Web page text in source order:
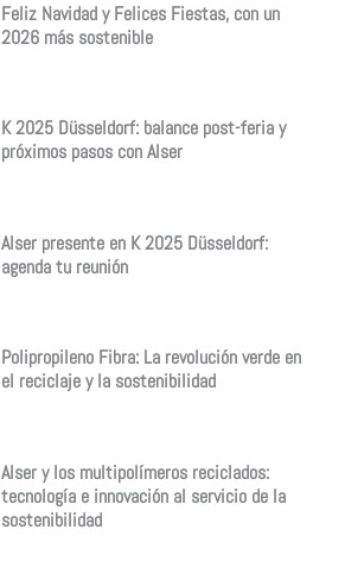
Feliz Navidad y Felices Fiestas, con un
2026 más sostenible
K 2025 Düsseldorf: balance post-feria y
próximos pasos con Alser
Alser presente en K 2025 Düsseldorf:
agenda tu reunión
Polipropileno Fibra: La revolución verde en
el reciclaje y la sostenibilidad
Alser y los multipolímeros reciclados:
tecnología e innovación al servicio de la
sostenibilidad